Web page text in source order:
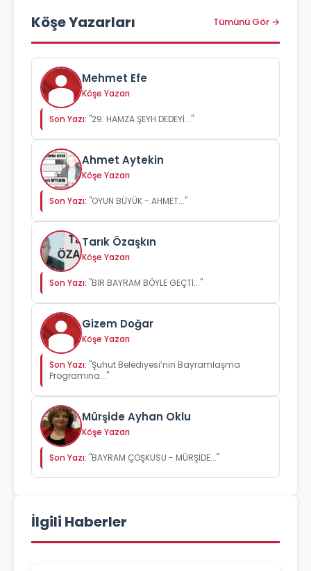
Köşe Yazarları Tümünü Gör →
Mehmet Efe
Köşe Yazarı
Son Yazı: "29. HAMZA ŞEYH DEDEYİ..."
Ahmet Aytekin
Köşe Yazarı
Son Yazı: "OYUN BÜYÜK - AHMET..."
Tarık Özaşkın
Köşe Yazarı
Son Yazı: "BİR BAYRAM BÖYLE GEÇTİ..."
Gizem Doğar
Köşe Yazarı
Son Yazı: "Şuhut Belediyesi’nin Bayramlaşma
Programına..."
Mürşide Ayhan Oklu
Köşe Yazarı
Son Yazı: "BAYRAM ÇOŞKUSU - MÜRŞİDE..."
İlgili Haberler